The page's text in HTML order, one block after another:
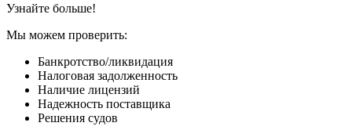
Узнайте больше!
Мы можем проверить:
Банкротство/ликвидация
Налоговая задолженность
Наличие лицензий
Надежность поставщика
Решения судов